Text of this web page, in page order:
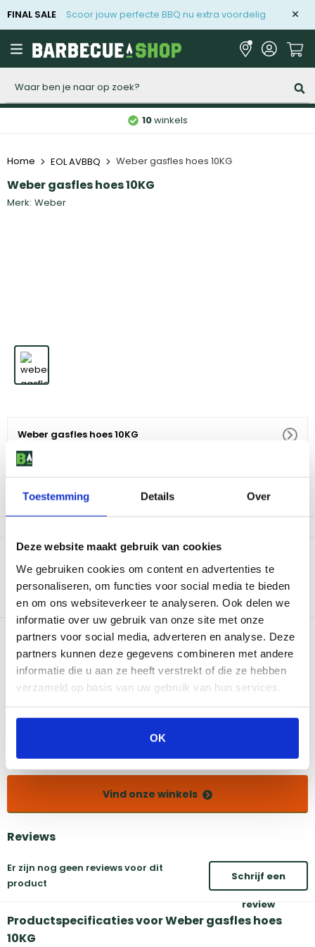
Toestemming Details Over
Deze website maakt gebruik van cookies
We gebruiken cookies om content en advertenties te
personaliseren, om functies voor social media te bieden
en om ons websiteverkeer te analyseren. Ook delen we
informatie over uw gebruik van onze site met onze
partners voor social media, adverteren en analyse. Deze
partners kunnen deze gegevens combineren met andere
informatie die u aan ze heeft verstrekt of die ze hebben
verzameld op basis van uw gebruik van hun services.
OK
FINAL SALE Scoor jouw perfecte BBQ nu extra voordelig
10winkels
Home EOL AVBBQ Weber gasfles hoes 10KG
Weber gasfles hoes 10KG
Merk: Weber
Weber gasfles hoes 10KG
19,-
Niet op voorraad
Productomschrijving
Al jaren werd ernaar gevraagd: met deze Weber® hoes is zelfs
de gasfles van de buitenkeuken een lust voor het oog.
Verkrijgbaar voor de gasflessen van 5 kg en 10 kg.
Bekijk dit product in onze winkels
Amsterdam
Den Bosch
Eindhoven
Naarden
Vind onze winkels
Reviews
Er zijn nog geen reviews voor dit
product
Schrijf een
review
Productspecificaties voor Weber gasfles hoes
10KG